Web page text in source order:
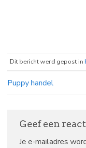
Dit bericht werd gepost in
Puppy handel
Geef een
Je e-mailadres